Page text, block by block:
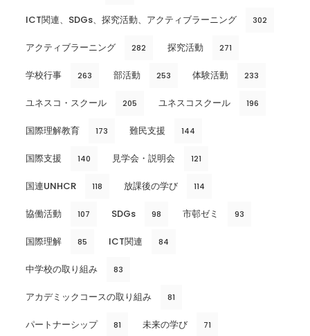
ICT関連、SDGs、探究活動、アクティブラーニング 302
アクティブラーニング 282 探究活動 271
学校行事 263 部活動 253 体験活動 233
ユネスコ・スクール 205 ユネスコスクール 196
国際理解教育 173 難民支援 144
国際支援 140 見学会・説明会 121
国連UNHCR 118 放課後の学び 114
協働活動 107 SDGs 98 市邨ゼミ 93
国際理解 85 ICT関連 84
中学校の取り組み 83
アカデミックコースの取り組み 81
パートナーシップ 81 未来の学び 71